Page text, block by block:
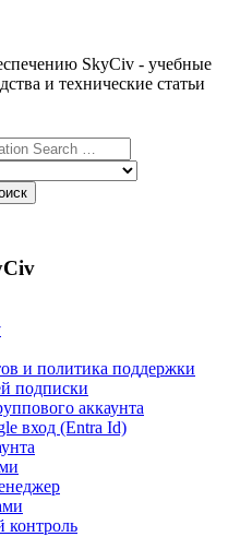
SkyCiv - учебные
и технические статьи
и политика поддержки
подписки
аккаунта
вход (Entra Id)
контроль